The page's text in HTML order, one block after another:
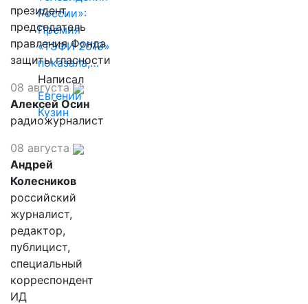
России»:
Премия
«ТЭФИ 2019»
показала,…
Написал
Евгений
Кузин
президент,
председатель
правления Фонда
защиты гласности
08 августа
Алексей Осин
радиожурналист
08 августа
Андрей
Колесников
российский
журналист,
редактор,
публицист,
специальный
корреспондент
ИД